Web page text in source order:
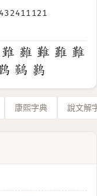
康熙字典 說文解